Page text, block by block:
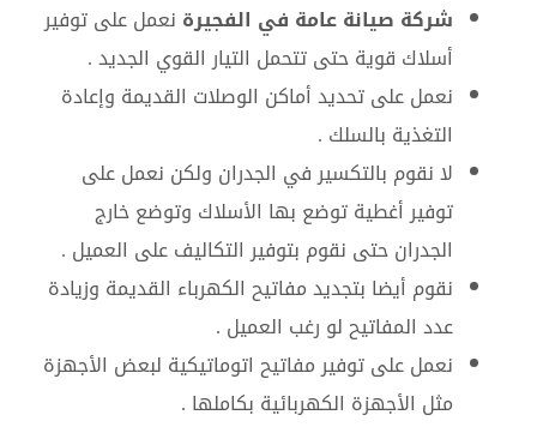
شركة صيانة عامة في الفجيرة نعمل على توفير
أسلاك قوية حتى تتحمل التيار القوي الجديد .
نعمل على تحديد أماكن الوصلات القديمة وإعادة
التغذية بالسلك .
لا نقوم بالتكسير في الجدران ولكن نعمل على
توفير أغطية توضع بها الأسلاك وتوضع خارج
الجدران حتى نقوم بتوفير التكاليف على العميل .
نقوم أيضا بتجديد مفاتيح الكهرباء القديمة وزيادة
عدد المفاتيح لو رغب العميل .
نعمل على توفير مفاتيح اتوماتيكية لبعض الأجهزة
مثل الأجهزة الكهربائية بكاملها .